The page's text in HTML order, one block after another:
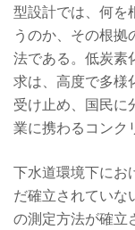
型設計では、何を
うのか、その根
法である。低炭素
求は、高度で多様
受け止め、国民に
業に携わるコンク
下水道環境下にお
だ確立されていな
の測定方法が確立